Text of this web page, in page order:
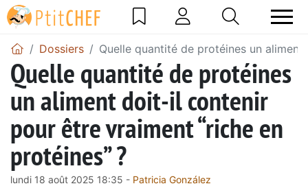
Dossiers Quelle quantité de protéines un
Quelle quantité de protéines
un aliment doit-il contenir
pour être vraiment “riche en
protéines” ?
lundi 18 août 2025 18:35 - Patricia González